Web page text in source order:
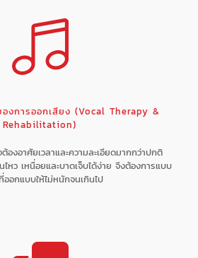
งการออกเสียง (Vocal Therapy &
Rehabilitation)
องอาศัยเวลาและความละเอียดมากกว่าปกติ
ไหว เหนื่อยและบาดเจ็บได้ง่าย จึงต้องการแบบ
อกแบบให้ไม่หนักจนเกินไป